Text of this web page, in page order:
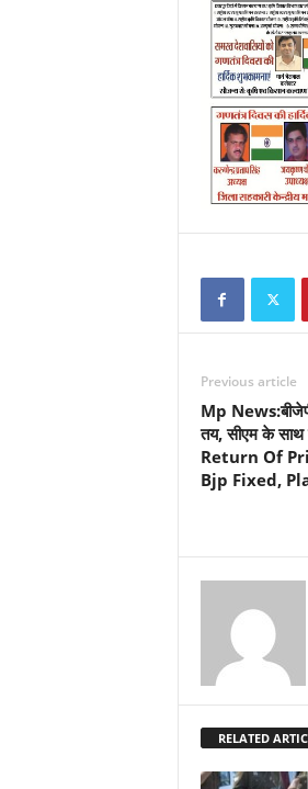
Previous article
Mp
तय, सीएम के साथ
Return Of
Bjp Fixed,
RELATED